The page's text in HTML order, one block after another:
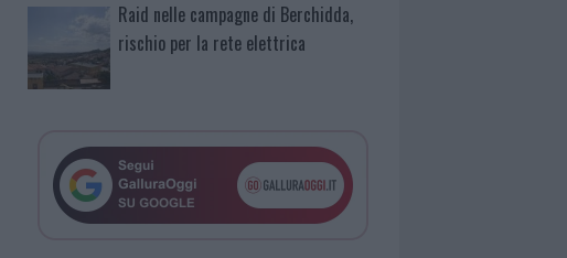
Raid nelle campagne di Berchidda,
rischio per la rete elettrica